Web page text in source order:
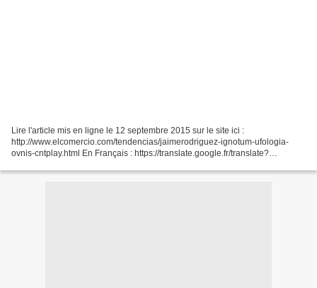
Lire l'article mis en ligne le 12 septembre 2015 sur le site ici :
http://www.elcomercio.com/tendencias/jaimerodriguez-ignotum-ufologia-
ovnis-cntplay.html En Français : https://translate.google.fr/translate?
8&u=http%3A%2F%2Fwww.elcomercio.com%2Ftendencias%2Fjaimerodrig